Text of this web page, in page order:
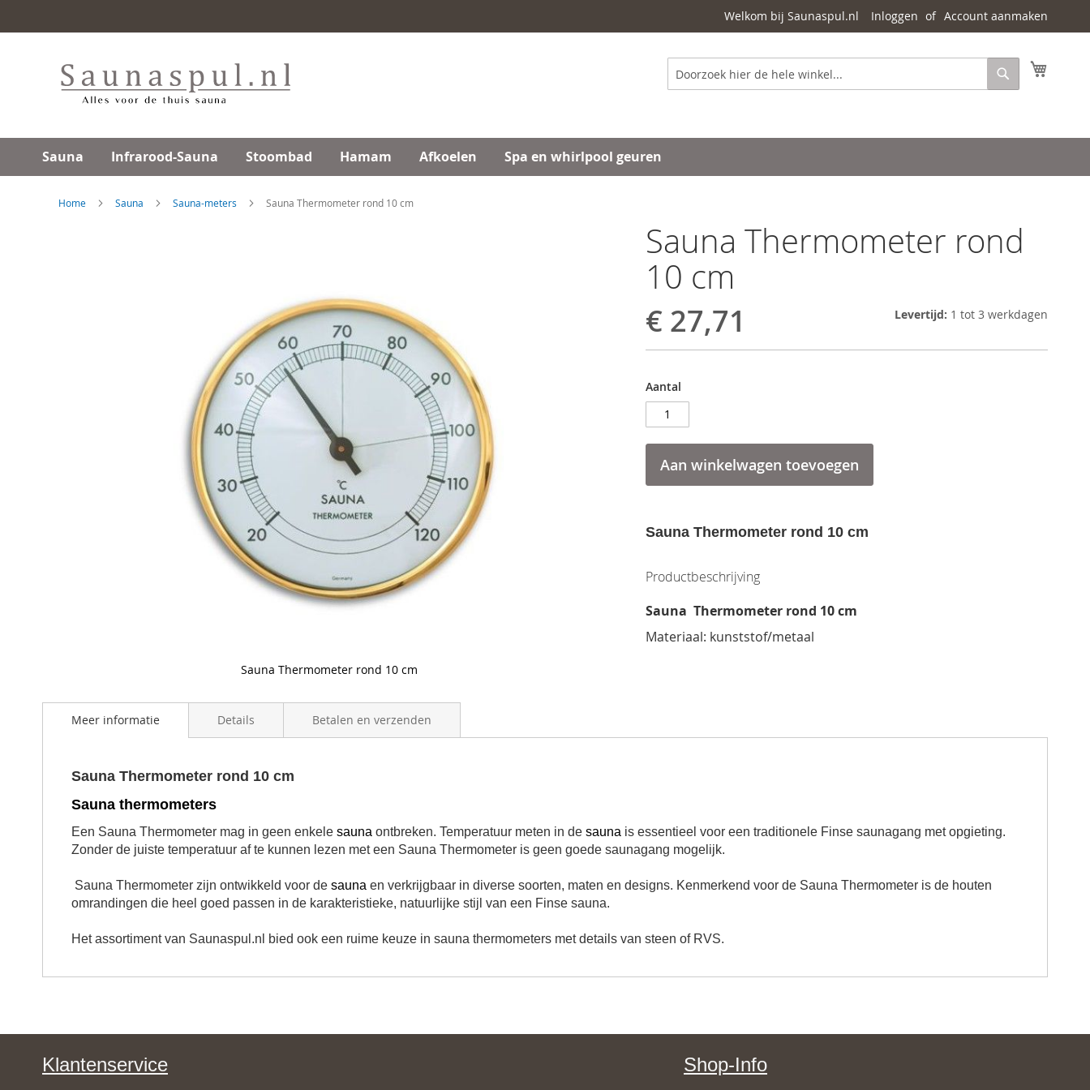
direct
naar
inhoud
Welkom bij Saunaspul.nl Inloggen Account aanmaken
Zoeken
Zoeken
Sauna Infrarood-Sauna Stoombad Hamam Afkoelen Spa en whirlpool geuren
Home Sauna Sauna-meters Sauna Thermometer rond 10 cm
Sauna Thermometer rond
10 cm
€ 27,71 Levertijd: 1 tot 3 werkdagen
Aantal
Aan winkelwagen toevoegen
Sauna Thermometer rond 10 cm
Productbeschrijving
Sauna Thermometer rond 10 cm
Materiaal: kunststof/metaal
Sauna Thermometer rond 10 cm
to
images
gallery
Meer informatie
Sauna Thermometer rond 10 cm
Sauna thermometers
Een Sauna Thermometer mag in geen enkele sauna ontbreken. Temperatuur meten in de sauna is essentieel voor een traditionele Finse saunagang met opgieting.
Zonder de juiste temperatuur af te kunnen lezen met een Sauna Thermometer is geen goede saunagang mogelijk.
Sauna Thermometer zijn ontwikkeld voor de sauna en verkrijgbaar in diverse soorten, maten en designs. Kenmerkend voor de Sauna Thermometer is de houten
omrandingen die heel goed passen in de karakteristieke, natuurlijke stijl van een Finse sauna.
Het assortiment van Saunaspul.nl bied ook een ruime keuze in sauna thermometers met details van steen of RVS.
Details Betalen en verzenden
Klantenservice Shop-Info